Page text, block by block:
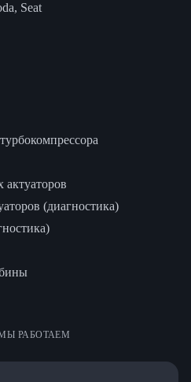
Seat
актуаторов
(диагностика)
РАБОТАЕМ